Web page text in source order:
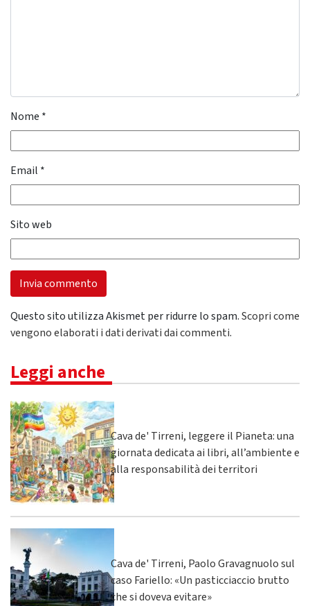
Nome *
Email *
Sito web
Questo sito utilizza Akismet per ridurre lo spam.Scopri come
vengono elaborati i dati derivati dai commenti.
Leggi anche
Cava de' Tirreni, leggere il Pianeta: una
giornata dedicata ai libri, all’ambiente e
alla responsabilità dei territori
Cava de' Tirreni, Paolo Gravagnuolo sul
caso Fariello: «Un pasticciaccio brutto
che si doveva evitare»